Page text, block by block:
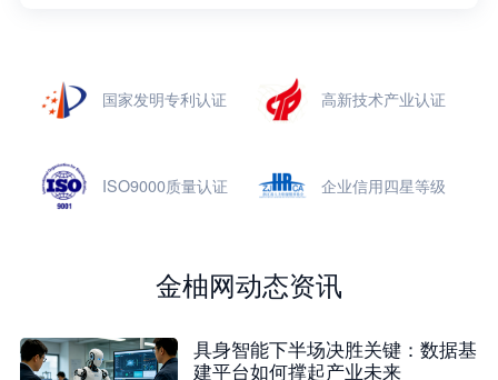
国家发明专利认证 高新技术产业认证
ISO9000质量认证 企业信用四星等级
金柚网动态资讯
具身智能下半场决胜关键：数据基
建平台如何撑起产业未来